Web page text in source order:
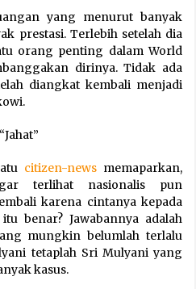
yang menurut banyak
prestasi. Terlebih setelah dia
orang penting dalam World
dirinya. Tidak ada
diangkat kembali menjadi
citizen-newsmemaparkan,
terlihat nasionalis pun
karena cintanya kepada
benar? Jawabannya adalah
mungkin belumlah terlalu
tetaplah Sri Mulyani yang
kasus.